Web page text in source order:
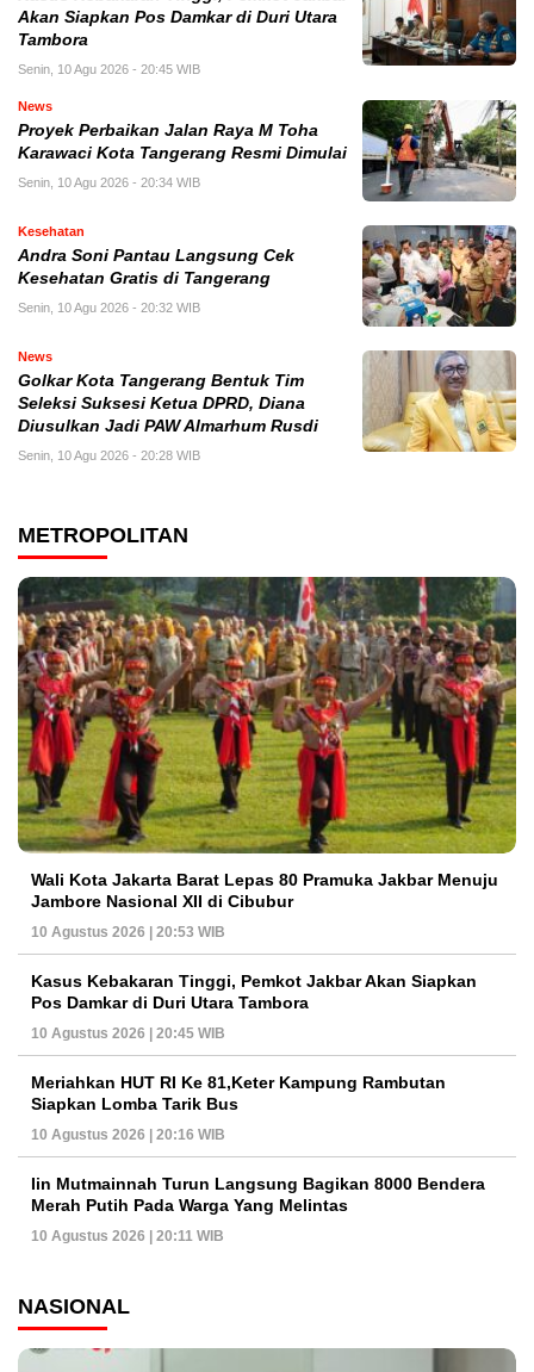
Akan Siapkan Pos Damkar di Duri Utara
Tambora
Senin, 10 Agu 2026 - 20:45 WIB
News
Proyek Perbaikan Jalan Raya M Toha
Karawaci Kota Tangerang Resmi Dimulai
Senin, 10 Agu 2026 - 20:34 WIB
Kesehatan
Andra Soni Pantau Langsung Cek
Kesehatan Gratis di Tangerang
Senin, 10 Agu 2026 - 20:32 WIB
News
Golkar Kota Tangerang Bentuk Tim
Seleksi Suksesi Ketua DPRD, Diana
Diusulkan Jadi PAW Almarhum Rusdi
Senin, 10 Agu 2026 - 20:28 WIB
METROPOLITAN
Wali Kota Jakarta Barat Lepas 80 Pramuka Jakbar Menuju
Jambore Nasional XII di Cibubur
10 Agustus 2026 | 20:53 WIB
Kasus Kebakaran Tinggi, Pemkot Jakbar Akan Siapkan
Pos Damkar di Duri Utara Tambora
10 Agustus 2026 | 20:45 WIB
Meriahkan HUT RI Ke 81,Keter Kampung Rambutan
Siapkan Lomba Tarik Bus
10 Agustus 2026 | 20:16 WIB
Iin Mutmainnah Turun Langsung Bagikan 8000 Bendera
Merah Putih Pada Warga Yang Melintas
10 Agustus 2026 | 20:11 WIB
NASIONAL